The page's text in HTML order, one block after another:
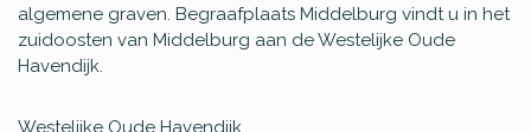
algemene graven. Begraafplaats Middelburg vindt u in het
zuidoosten van Middelburg aan de Westelijke Oude
Havendijk.
Westelijke Oude Havendijk